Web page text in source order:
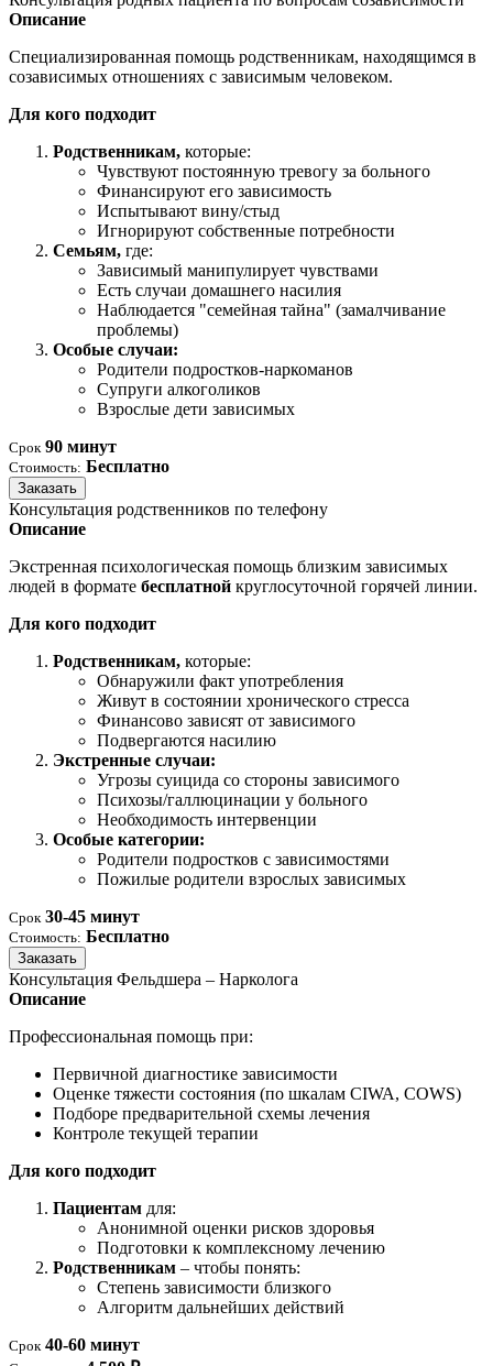
Описание
Специализированная помощь родственникам, находящимся в
созависимых отношениях с зависимым человеком.
Для кого подходит
Родственникам, которые:
Чувствуют постоянную тревогу за больного
Финансируют его зависимость
Испытывают вину/стыд
Игнорируют собственные потребности
Семьям, где:
Зависимый манипулирует чувствами
Есть случаи домашнего насилия
Наблюдается "семейная тайна" (замалчивание
проблемы)
Особые случаи:
Родители подростков-наркоманов
Супруги алкоголиков
Взрослые дети зависимых
Срок 90 минут
Стоимость: Бесплатно
Заказать
Консультация родственников по телефону
Описание
Экстренная психологическая помощь близким зависимых
людей в формате бесплатной круглосуточной горячей линии.
Для кого подходит
Родственникам, которые:
Обнаружили факт употребления
Живут в состоянии хронического стресса
Финансово зависят от зависимого
Подвергаются насилию
Экстренные случаи:
Угрозы суицида со стороны зависимого
Психозы/галлюцинации у больного
Необходимость интервенции
Особые категории:
Родители подростков с зависимостями
Пожилые родители взрослых зависимых
Срок 30-45 минут
Стоимость: Бесплатно
Заказать
Консультация Фельдшера – Нарколога
Описание
Профессиональная помощь при:
Первичной диагностике зависимости
Оценке тяжести состояния (по шкалам CIWA, COWS)
Подборе предварительной схемы лечения
Контроле текущей терапии
Для кого подходит
Пациентам для:
Анонимной оценки рисков здоровья
Подготовки к комплексному лечению
Родственникам – чтобы понять:
Степень зависимости близкого
Алгоритм дальнейших действий
Срок 40-60 минут